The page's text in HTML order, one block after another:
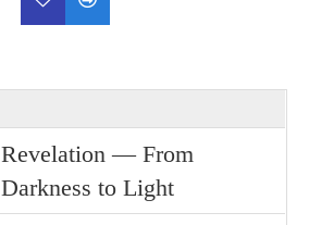
Revelation — From
Darkness to Light